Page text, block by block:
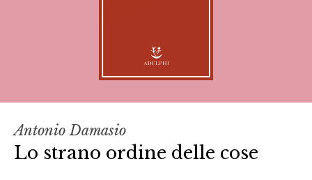
Antonio Damasio
Lo strano ordine delle cose